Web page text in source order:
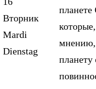
Вторник
Mardi
Dienstag
планете
мнению,
планету